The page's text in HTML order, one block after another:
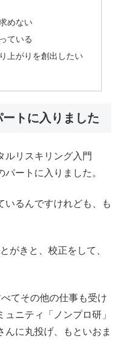
めない
ている
上がりを創出したい
トに入りました
ルリスキリング入門
パートに入りました。
いるんですけれども、も
がきと、校正をして、
てその他の仕事も受け
ニティ「ノンプロ研」
に丸投げ、もといおま